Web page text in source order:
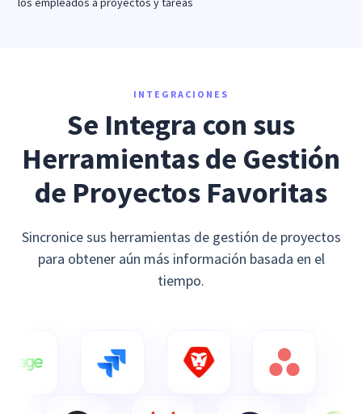
INTEGRACIONES
Se Integra con sus
Herramientas de Gestión
de Proyectos Favoritas
Sincronice sus herramientas de gestión de proyectos
para obtener aún más información basada en el
tiempo.